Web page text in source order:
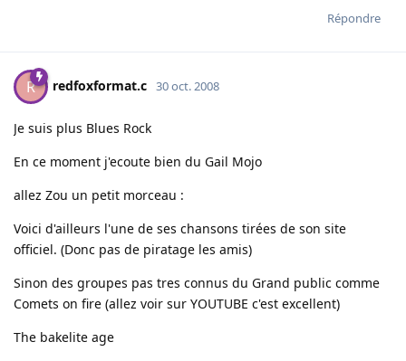
Répondre
R redfoxformat.c 30 oct. 2008
Je suis plus Blues Rock
En ce moment j'ecoute bien du Gail Mojo
allez Zou un petit morceau :
Voici d'ailleurs l'une de ses chansons tirées de son site
officiel. (Donc pas de piratage les amis)
Sinon des groupes pas tres connus du Grand public comme
Comets on fire (allez voir sur YOUTUBE c'est excellent)
The bakelite age